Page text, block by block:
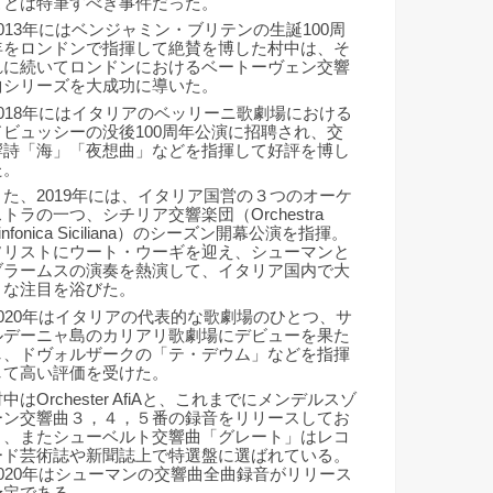
年にはベンジャミン・ブリテンの生誕100周
をロンドンで指揮して絶賛を博した村中は、そ
に続いてロンドンにおけるベートーヴェン交響
リーズを大成功に導いた。
年にはイタリアのベッリーニ歌劇場における
ビュッシーの没後100周年公演に招聘され、交
詩「海」「夜想曲」などを指揮して好評を博し
た、2019年には、イタリア国営の３つのオーケ
トラの一つ、シチリア交響楽団（Orchestra
Siciliana）のシーズン開幕公演を指揮。
リストにウート・ウーギを迎え、シューマンと
ラームスの演奏を熱演して、イタリア国内で大
注目を浴びた。
年はイタリアの代表的な歌劇場のひとつ、サ
デーニャ島のカリアリ歌劇場にデビューを果た
、ドヴォルザークの「テ・デウム」などを指揮
高い評価を受けた。
中はOrchester AfiAと、これまでにメンデルスゾ
ン交響曲３，４，５番の録音をリリースしてお
、またシューベルト交響曲「グレート」はレコ
ド芸術誌や新聞誌上で特選盤に選ばれている。
年はシューマンの交響曲全曲録音がリリース